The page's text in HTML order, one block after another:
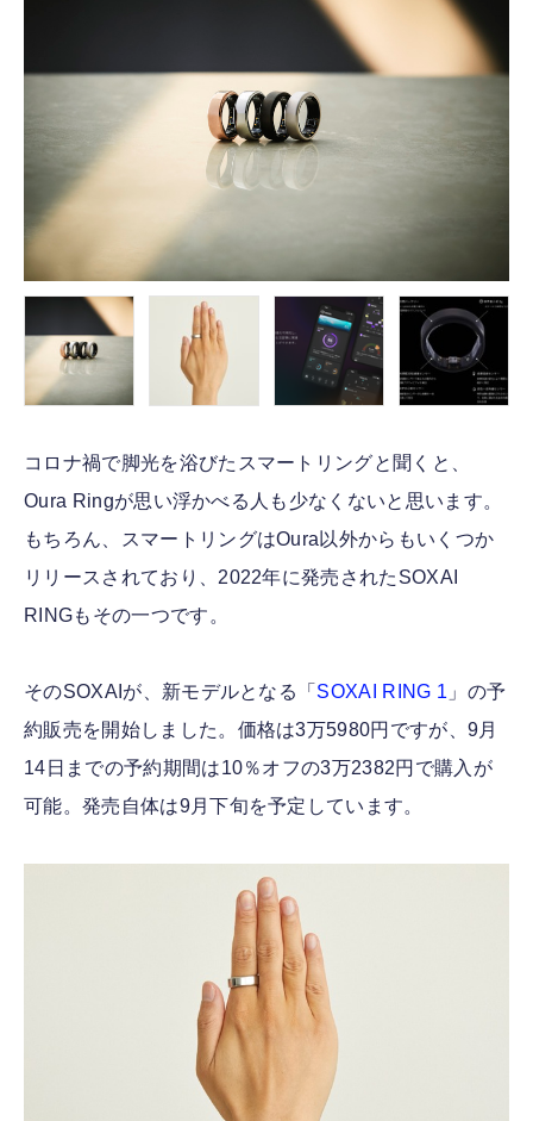
コロナ禍で脚光を浴びたスマートリングと聞くと、
Oura Ringが思い浮かべる人も少なくないと思います。
もちろん、スマートリングはOura以外からもいくつか
リリースされており、2022年に発売されたSOXAI
RINGもその一つです。
そのSOXAIが、新モデルとなる「 SOXAI RING 1 」の予
約販売を開始しました。価格は3万5980円ですが、9月
14日までの予約期間は10％オフの3万2382円で購入が
可能。発売自体は9月下旬を予定しています。